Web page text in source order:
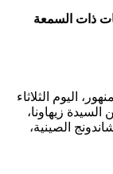
ذات السمعة
اليوم الثلاثاء
السيدة زيهاونا،
الصينية،